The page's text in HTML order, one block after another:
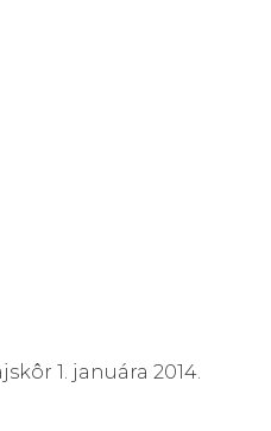
1. januára 2014.